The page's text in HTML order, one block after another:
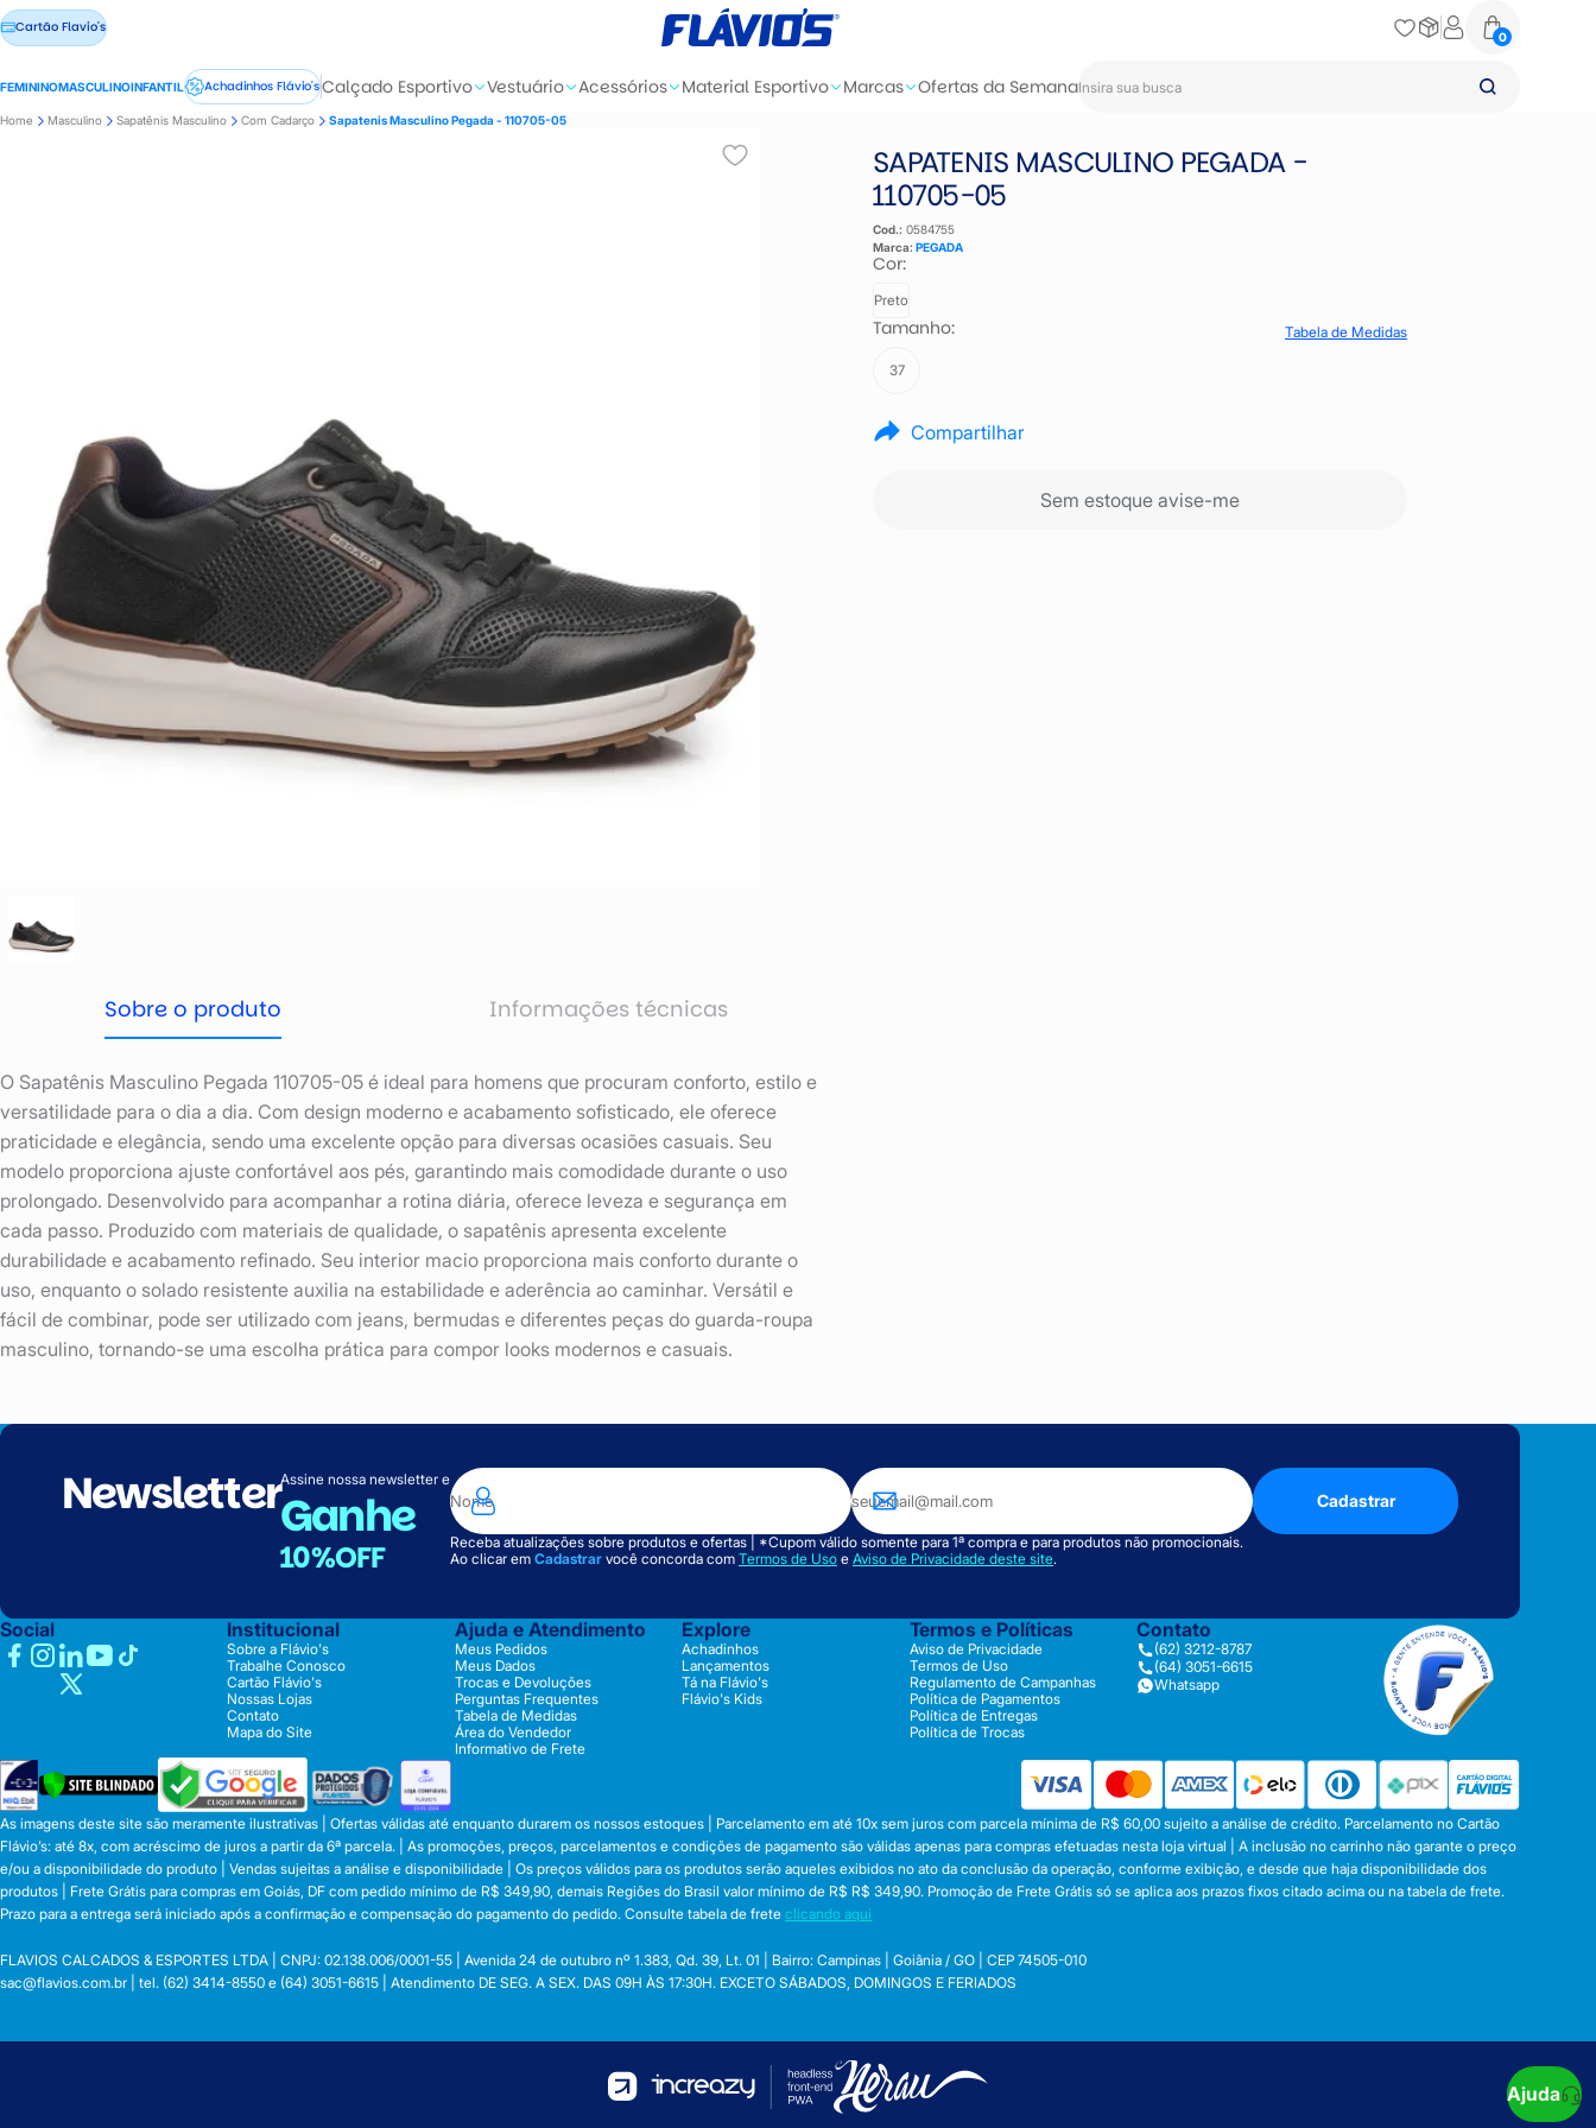
Cartão Flavio's
0
FEMININOMASCULINOINFANTIL Achadinhos Flávio'sCalçado Esportivo Vestuário Acessórios Material Esportivo Marcas Ofertas da Semana
Home Masculino Sapatênis Masculino Com Cadarço Sapatenis Masculino Pegada - 110705-05
SAPATENIS MASCULINO PEGADA -
110705-05
Cod.: 0584755
Marca: PEGADA
Cor:
Preto
Tamanho: Tabela de Medidas
37
Compartilhar
Sem estoque avise-me
Sobre o produto Informações técnicas
O Sapatênis Masculino Pegada 110705-05 é ideal para homens que procuram conforto, estilo e
versatilidade para o dia a dia. Com design moderno e acabamento sofisticado, ele oferece
praticidade e elegância, sendo uma excelente opção para diversas ocasiões casuais. Seu
modelo proporciona ajuste confortável aos pés, garantindo mais comodidade durante o uso
prolongado. Desenvolvido para acompanhar a rotina diária, oferece leveza e segurança em
cada passo. Produzido com materiais de qualidade, o sapatênis apresenta excelente
durabilidade e acabamento refinado. Seu interior macio proporciona mais conforto durante o
uso, enquanto o solado resistente auxilia na estabilidade e aderência ao caminhar. Versátil e
fácil de combinar, pode ser utilizado com jeans, bermudas e diferentes peças do guarda-roupa
masculino, tornando-se uma escolha prática para compor looks modernos e casuais.
NewsletterAssine nossa newsletter e
Ganhe
10%OFF
Cadastrar
Receba atualizações sobre produtos e ofertas | *Cupom válido somente para 1ª compra e para produtos não promocionais.
Ao clicar em Cadastrar você concorda com Termos de Uso e Aviso de Privacidade deste site.
Social Institucional
Sobre a Flávio's
Trabalhe Conosco
Cartão Flávio's
Nossas Lojas
Contato
Mapa do Site
Ajuda e Atendimento
Meus Pedidos
Meus Dados
Trocas e Devoluções
Perguntas Frequentes
Tabela de Medidas
Área do Vendedor
Informativo de Frete
Explore
Achadinhos
Lançamentos
Tá na Flávio's
Flávio's Kids
Termos e Políticas
Aviso de Privacidade
Termos de Uso
Regulamento de Campanhas
Política de Pagamentos
Política de Entregas
Política de Trocas
Contato
(62) 3212-8787
(64) 3051-6615
Whatsapp
As imagens deste site são meramente ilustrativas | Ofertas válidas até enquanto durarem os nossos estoques | Parcelamento em até 10x sem juros com parcela mínima de R$ 60,00 sujeito a análise de crédito. Parcelamento no Cartão
Flávio’s: até 8x, com acréscimo de juros a partir da 6ª parcela. | As promoções, preços, parcelamentos e condições de pagamento são válidas apenas para compras efetuadas nesta loja virtual | A inclusão no carrinho não garante o preço
e/ou a disponibilidade do produto | Vendas sujeitas a análise e disponibilidade | Os preços válidos para os produtos serão aqueles exibidos no ato da conclusão da operação, conforme exibição, e desde que haja disponibilidade dos
produtos | Frete Grátis para compras em Goiás, DF com pedido mínimo de R$ 349,90, demais Regiões do Brasil valor mínimo de R$ R$ 349,90. Promoção de Frete Grátis só se aplica aos prazos fixos citado acima ou na tabela de frete.
Prazo para a entrega será iniciado após a confirmação e compensação do pagamento do pedido. Consulte tabela de frete clicando aqui
FLAVIOS CALCADOS & ESPORTES LTDA | CNPJ: 02.138.006/0001-55 | Avenida 24 de outubro nº 1.383, Qd. 39, Lt. 01 | Bairro: Campinas | Goiânia / GO | CEP 74505-010
sac@flavios.com.br | tel. (62) 3414-8550 e (64) 3051-6615 | Atendimento DE SEG. A SEX. DAS 09H ÀS 17:30H. EXCETO SÁBADOS, DOMINGOS E FERIADOS
Ajuda